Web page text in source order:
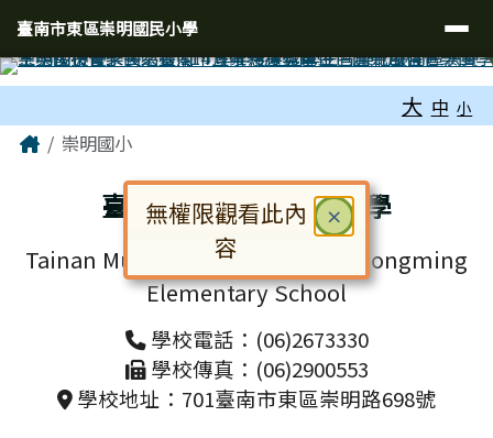
臺南市東區崇明國民小學
導覽列
臺南市東區崇明國民小學
大 中 小
主內容區域
Home崇明國小
臺南市東區崇明國民小學
Tainan Municipal East District Chongming
Elementary School
學校電話：(06)2673330
學校傳真：(06)2900553
學校地址：701臺南市東區崇明路698號
頁尾區域
× 關閉
無權限觀看此內
容
對話框已開啟。請使用 Tab 鍵在